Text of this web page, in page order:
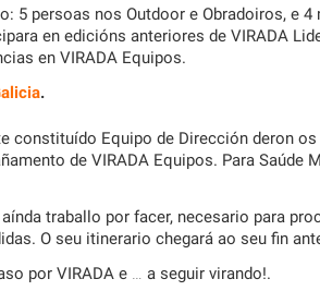
5 persoas nos Outdoor e Obradoiros, e
en edicións anteriores de VIRADA
en VIRADA Equipos.
.
constituído Equipo de Dirección deron
de VIRADA Equipos. Para Saúde
traballo por facer, necesario para
O seu itinerario chegará ao seu fin
por VIRADA e … a seguir virando!.